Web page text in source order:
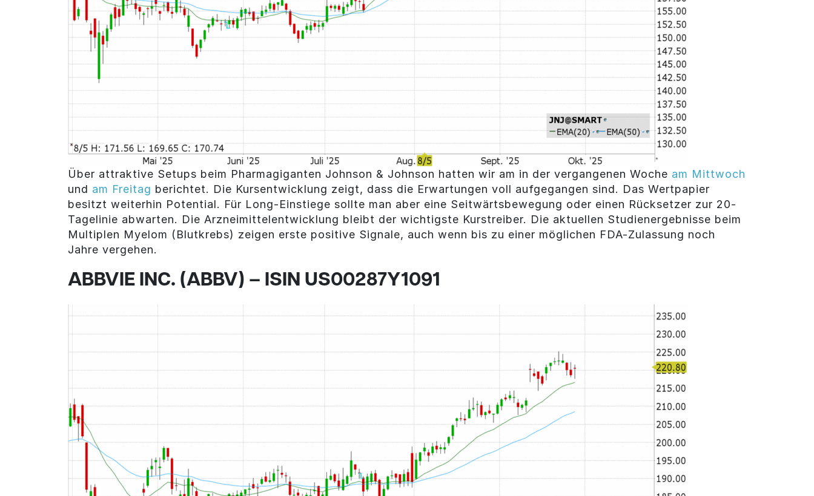
Über attraktive Setups beim Pharmagiganten Johnson & Johnson hatten wir am in der vergangenen Woche am Mittwoch
und am Freitag berichtet. Die Kursentwicklung zeigt, dass die Erwartungen voll aufgegangen sind. Das Wertpapier
besitzt weiterhin Potential. Für Long-Einstiege sollte man aber eine Seitwärtsbewegung oder einen Rücksetzer zur 20-
Tagelinie abwarten. Die Arzneimittelentwicklung bleibt der wichtigste Kurstreiber. Die aktuellen Studienergebnisse beim
Multiplen Myelom (Blutkrebs) zeigen erste positive Signale, auch wenn bis zu einer möglichen FDA-Zulassung noch
Jahre vergehen.
ABBVIE INC. (ABBV) – ISIN US00287Y1091